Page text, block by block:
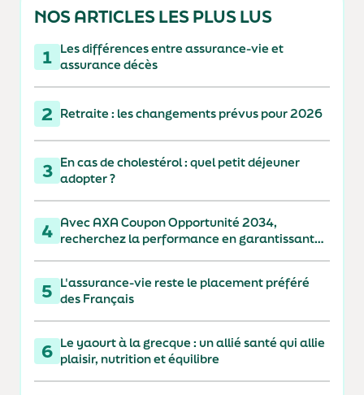
NOS ARTICLES LES PLUS LUS
1 Les différences entre assurance-vie et
assurance décès
2 Retraite : les changements prévus pour 2026
3 En cas de cholestérol : quel petit déjeuner
adopter ?
4 Avec AXA Coupon Opportunité 2034,
recherchez la performance en garantissant
5 L'assurance-vie reste le placement préféré
des Français
6 Le yaourt à la grecque : un allié santé qui allie
plaisir, nutrition et équilibre